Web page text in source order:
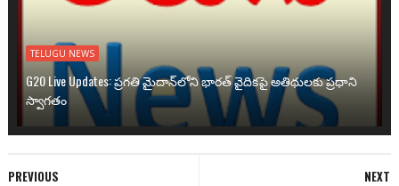
TELUGU NEWS
G20 Live Updates: ప్రగతి మైదాన్‌లోని భారత్ వైదికపై అతిథులకు ప్రధాని
స్వాగతం
NEXT
PREVIOUS